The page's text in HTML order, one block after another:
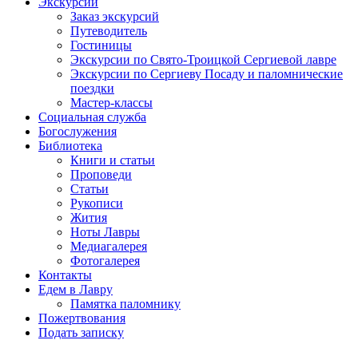
Заказ экскурсий
Путеводитель
Гостиницы
Экскурсии по Свято-Троицкой Сергиевой лавре
Экскурсии по Сергиеву Посаду и паломнические
поездки
Мастер-классы
Социальная служба
Богослужения
Библиотека
Книги и статьи
Проповеди
Статьи
Рукописи
Жития
Ноты Лавры
Медиагалерея
Фотогалерея
Контакты
Едем в Лавру
Памятка паломнику
Пожертвования
Подать записку